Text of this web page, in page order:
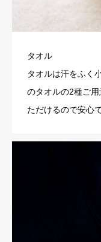
タオル
タオルは汗をふく
のタオルの2種ご
ただけるので安心で